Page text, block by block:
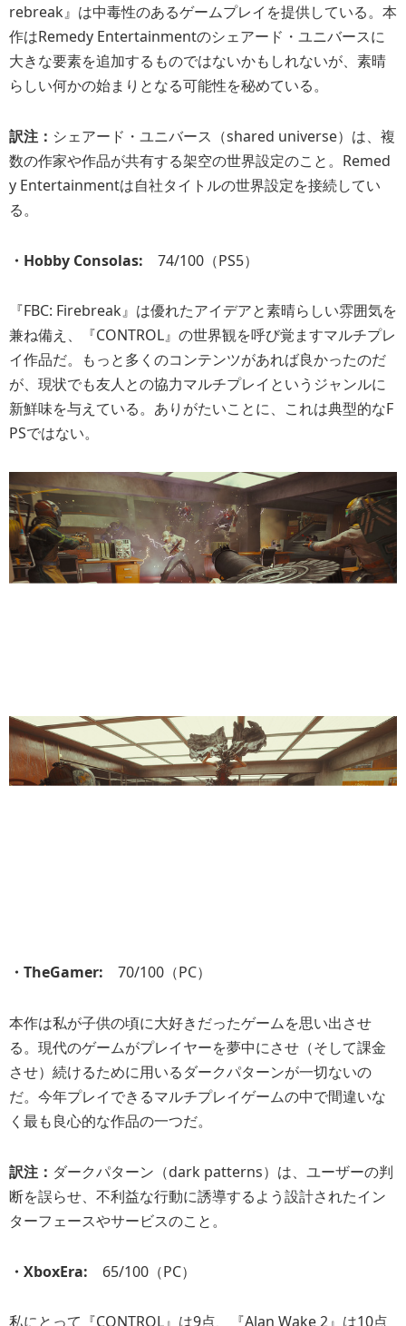
rebreak』は中毒性のあるゲームプレイを提供している。本
作はRemedy Entertainmentのシェアード・ユニバースに
大きな要素を追加するものではないかもしれないが、素晴
らしい何かの始まりとなる可能性を秘めている。
訳注： シェアード・ユニバース（shared universe）は、複
数の作家や作品が共有する架空の世界設定のこと。Remed
y Entertainmentは自社タイトルの世界設定を接続してい
る。
・Hobby Consolas: 74/100（PS5）
『FBC: Firebreak』は優れたアイデアと素晴らしい雰囲気を
兼ね備え、『CONTROL』の世界観を呼び覚ますマルチプレ
イ作品だ。もっと多くのコンテンツがあれば良かったのだ
が、現状でも友人との協力マルチプレイというジャンルに
新鮮味を与えている。ありがたいことに、これは典型的なF
PSではない。
・TheGamer: 70/100（PC）
本作は私が子供の頃に大好きだったゲームを思い出させ
る。現代のゲームがプレイヤーを夢中にさせ（そして課金
させ）続けるために用いるダークパターンが一切ないの
だ。今年プレイできるマルチプレイゲームの中で間違いな
く最も良心的な作品の一つだ。
訳注： ダークパターン（dark patterns）は、ユーザーの判
断を誤らせ、不利益な行動に誘導するよう設計されたイン
ターフェースやサービスのこと。
・XboxEra: 65/100（PC）
私にとって『CONTROL』は9点、『Alan Wake 2』は10点